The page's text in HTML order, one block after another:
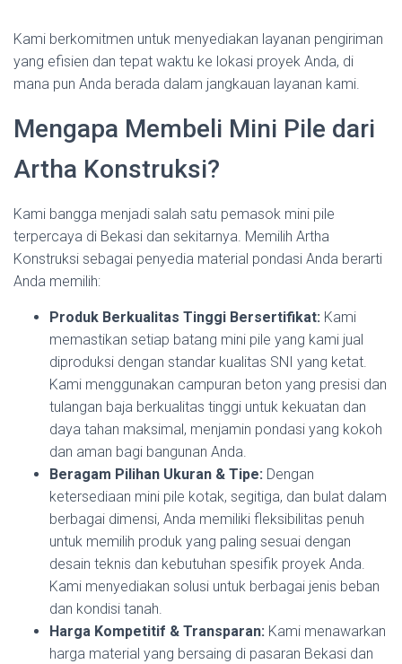
Kami berkomitmen untuk menyediakan layanan pengiriman
yang efisien dan tepat waktu ke lokasi proyek Anda, di
mana pun Anda berada dalam jangkauan layanan kami.
Mengapa Membeli Mini Pile dari
Artha Konstruksi?
Kami bangga menjadi salah satu pemasok mini pile
terpercaya di Bekasi dan sekitarnya. Memilih Artha
Konstruksi sebagai penyedia material pondasi Anda berarti
Anda memilih:
Produk Berkualitas Tinggi Bersertifikat: Kami
memastikan setiap batang mini pile yang kami jual
diproduksi dengan standar kualitas SNI yang ketat.
Kami menggunakan campuran beton yang presisi dan
tulangan baja berkualitas tinggi untuk kekuatan dan
daya tahan maksimal, menjamin pondasi yang kokoh
dan aman bagi bangunan Anda.
Beragam Pilihan Ukuran & Tipe: Dengan
ketersediaan mini pile kotak, segitiga, dan bulat dalam
berbagai dimensi, Anda memiliki fleksibilitas penuh
untuk memilih produk yang paling sesuai dengan
desain teknis dan kebutuhan spesifik proyek Anda.
Kami menyediakan solusi untuk berbagai jenis beban
dan kondisi tanah.
Harga Kompetitif & Transparan: Kami menawarkan
harga material yang bersaing di pasaran Bekasi dan